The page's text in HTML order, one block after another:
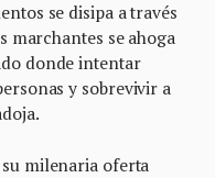
se disipa a través
marchantes se ahoga
donde intentar
y sobrevivir a
milenaria oferta